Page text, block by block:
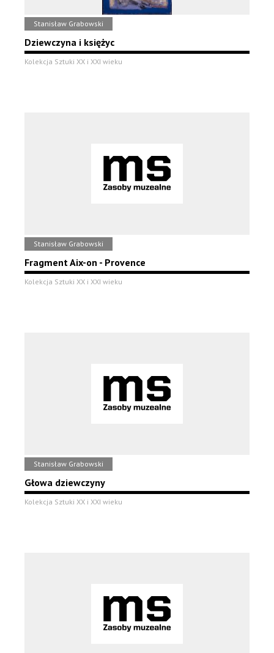
Stanisław Grabowski
Dziewczyna i księżyc
Kolekcja Sztuki XX i XXI wieku
Stanisław Grabowski
Fragment Aix-on - Provence
Kolekcja Sztuki XX i XXI wieku
Stanisław Grabowski
Głowa dziewczyny
Kolekcja Sztuki XX i XXI wieku